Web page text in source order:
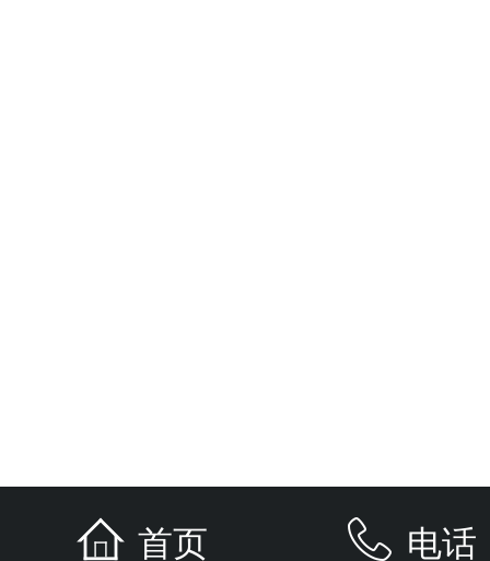
首页 电话